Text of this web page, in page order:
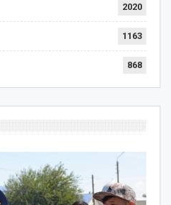
2020
1163
868